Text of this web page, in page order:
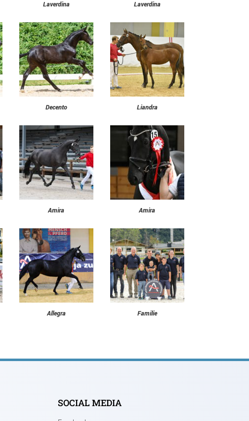
Laverdina Laverdina
Decento Liandra
Amira Amira
Allegra Familie
SOCIAL MEDIA